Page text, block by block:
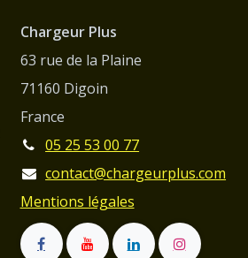
Chargeur Plus
63 rue de la Plaine
71160 Digoin
France
05 25 53 00 77
contact@chargeurplus.com
Mentions légales